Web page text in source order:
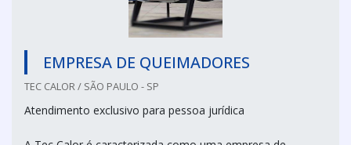
EMPRESA DE QUEIMADORES
TEC CALOR / SÃO PAULO - SP
Atendimento exclusivo para pessoa jurídica